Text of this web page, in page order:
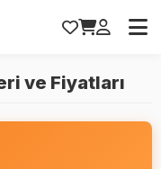
ve Fiyatları